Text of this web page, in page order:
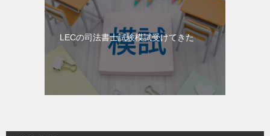
LECの司法書士試験模試受けてきた